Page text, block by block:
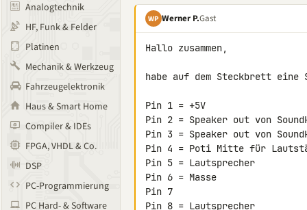
Analogtechnik
HF, Funk & Felder
Platinen
Mechanik & Werkzeug
Fahrzeugelektronik
Haus & Smart Home
Compiler & IDEs
FPGA, VHDL & Co.
DSP
PC-Programmierung
PC Hard- & Software
WP Werner P.Gast
Hallo zusammen,
habe auf dem Steckbrett eine
Pin 1 = +5V
Pin 2 = Speaker out von
Pin 3 = Speaker out von
Pin 4 = Poti Mitte für
Pin 5 = Lautsprecher
Pin 6 = Masse
Pin 7
Pin 8 = Lautsprecher